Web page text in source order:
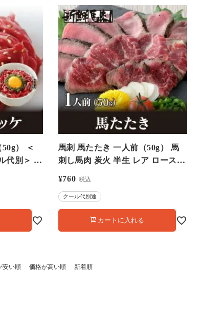
） ＜
代別＞ 馬
馬刺 馬たたき 一人前（50g） 馬
刺し馬肉 炭火 半生 レア ロースト
¥760 税込
クール代別途
カートに入れる
安い順 価格が高い順 新着順